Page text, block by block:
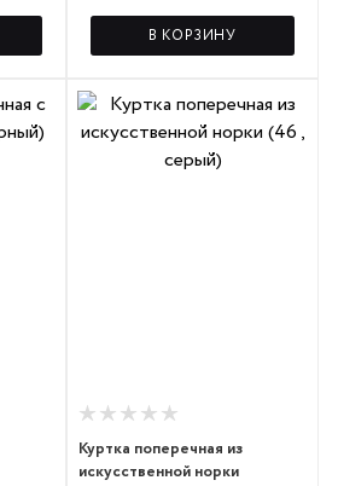
В КОРЗИНУ
Куртка поперечная из
искусственной норки